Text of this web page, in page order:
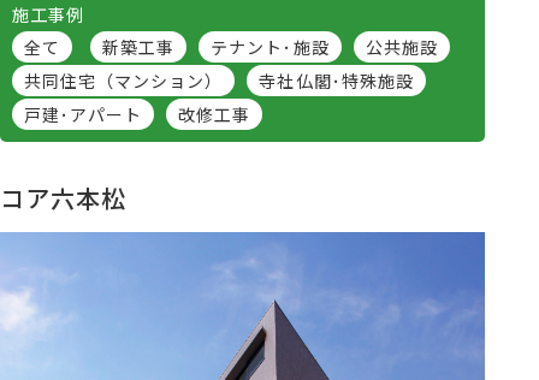
施工事例
全て 新築工事 テナント･施設
公共施設
共同住宅（マンション）
寺社仏閣･特殊施設
戸建･アパート
改修工事
コア六本松